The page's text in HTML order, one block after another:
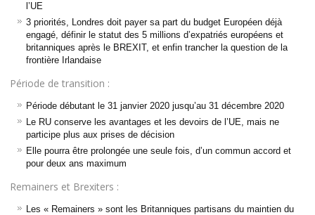
l’UE
3 priorités, Londres doit payer sa part du budget Européen déjà
engagé, définir le statut des 5 millions d’expatriés européens et
britanniques après le BREXIT, et enfin trancher la question de la
frontière Irlandaise
Période de transition :
Période débutant le 31 janvier 2020 jusqu’au 31 décembre 2020
Le RU conserve les avantages et les devoirs de l’UE, mais ne
participe plus aux prises de décision
Elle pourra être prolongée une seule fois, d’un commun accord et
pour deux ans maximum
Remainers et Brexiters :
Les « Remainers » sont les Britanniques partisans du maintien du